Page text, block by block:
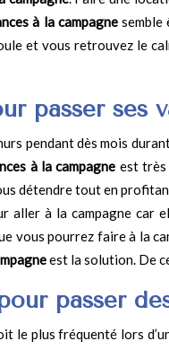
à la campagnesemble
et vous retrouvez le
passer ses
pendant dès mois
à la campagne est très
détendre tout en
aller à la campagne car
vous pourrez faire à la
est la solution. De
passer
le plus fréquenté lors